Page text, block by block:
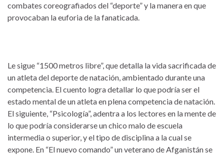
combates coreografiados del “deporte” y la manera en que
provocaban la euforia de la fanaticada.
Le sigue “1500 metros libre”, que detalla la vida sacrificada de
un atleta del deporte de natación, ambientado durante una
competencia. El cuento logra detallar lo que podría ser el
estado mental de un atleta en plena competencia de natación.
El siguiente, “Psicología”, adentra a los lectores en la mente de
lo que podría considerarse un chico malo de escuela
intermedia o superior, y el tipo de disciplina a la cual se
expone. En “El nuevo comando” un veterano de Afganistán se